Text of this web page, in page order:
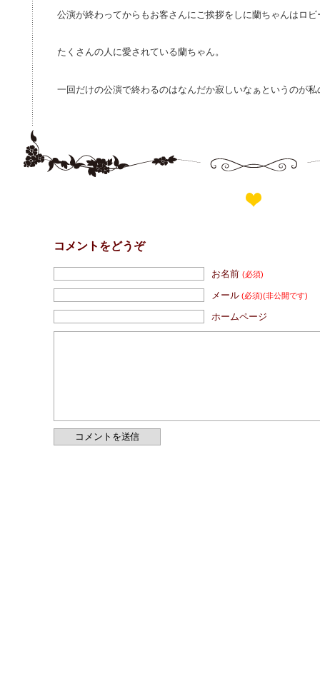
公演が終わってからもお客さんにご挨拶をしに蘭ちゃんはロ
たくさんの人に愛されている蘭ちゃん。
一回だけの公演で終わるのはなんだか寂しいなぁというのが
コメントをどうぞ
お名前(必須)
メール (必須)(非公開です)
ホームページ